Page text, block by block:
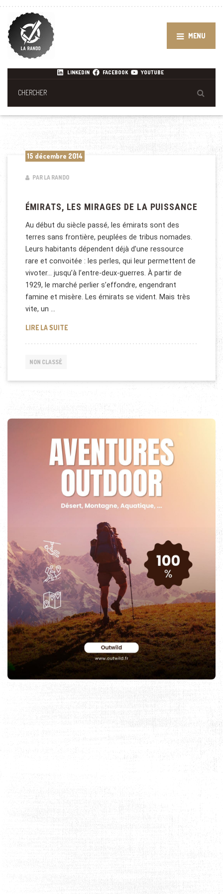
MENU
LINKEDIN FACEBOOK YOUTUBE
15 décembre 2014
PAR LA RANDO
ÉMIRATS, LES MIRAGES DE LA PUISSANCE
Au début du siècle passé, les émirats sont des
terres sans frontière, peuplées de tribus nomades.
Leurs habitants dépendent déjà d’une ressource
rare et convoitée : les perles, qui leur permettent de
vivoter… jusqu’à l’entre-deux-guerres. À partir de
1929, le marché perlier s’effondre, engendrant
famine et misère. Les émirats se vident. Mais très
vite, un …
LIRE LA SUITEÉMIRATS, LES MIRAGES DE LA PUISSANCE
NON CLASSÉ